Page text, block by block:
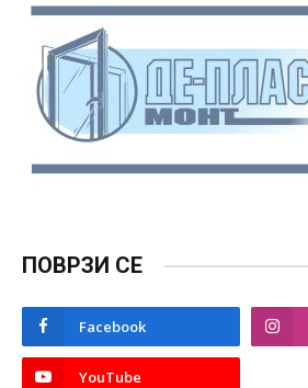
ПОВРЗИ СЕ
Facebook
YouTube